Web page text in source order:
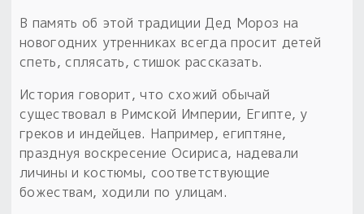
В память об этой традиции Дед Мороз на
новогодних утренниках всегда просит детей
спеть, сплясать, стишок рассказать.
История говорит, что схожий обычай
существовал в Римской Империи, Египте, у
греков и индейцев. Например, египтяне,
празднуя воскресение Осириса, надевали
личины и костюмы, соответствующие
божествам, ходили по улицам.